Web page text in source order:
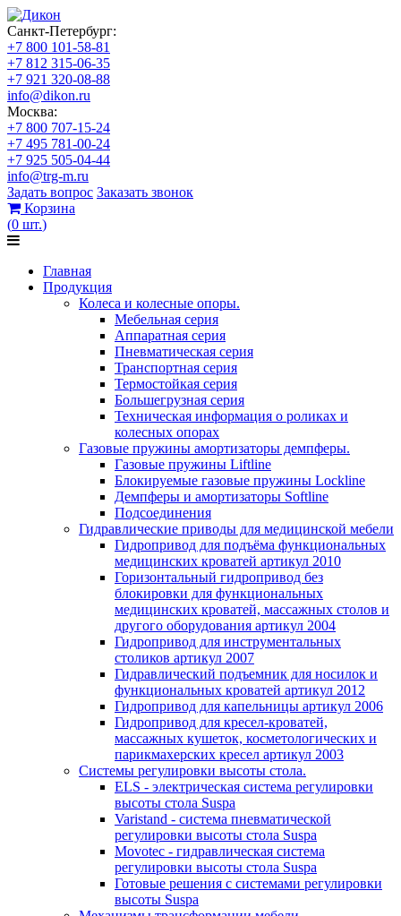
Санкт-Петербург:
+7 800 101-58-81
+7 812 315-06-35
+7 921 320-08-88
info@dikon.ru
Москва:
+7 800 707-15-24
+7 495 781-00-24
+7 925 505-04-44
info@trg-m.ru
Задать вопрос Заказать звонок
Корзина
(0 шт.)
Главная
Продукция
Колеса и колесные опоры.
Мебельная серия
Аппаратная серия
Пневматическая серия
Транспортная серия
Термостойкая серия
Большегрузная серия
Техническая информация о роликах и
колесных опорах
Газовые пружины амортизаторы демпферы.
Газовые пружины Liftline
Блокируемые газовые пружины Lockline
Демпферы и амортизаторы Softline
Подсоединения
Гидравлические приводы для медицинской мебели
Гидропривод для подъёма функциональных
медицинских кроватей артикул 2010
Горизонтальный гидропривод без
блокировки для функциональных
медицинских кроватей, массажных столов и
другого оборудования артикул 2004
Гидропривод для инструментальных
столиков артикул 2007
Гидравлический подъемник для носилок и
функциональных кроватей артикул 2012
Гидропривод для капельницы артикул 2006
Гидропривод для кресел-кроватей,
массажных кушеток, косметологических и
парикмахерских кресел артикул 2003
Системы регулировки высоты стола.
ELS - электрическая система регулировки
высоты стола Suspa
Varistand - система пневматической
регулировки высоты стола Suspa
Movotec - гидравлическая система
регулировки высоты стола Suspa
Готовые решения с системами регулировки
высоты Suspa